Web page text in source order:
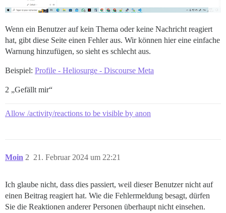
Wenn ein Benutzer auf kein Thema oder keine Nachricht reagiert
hat, gibt diese Seite einen Fehler aus. Wir können hier eine einfache
Warnung hinzufügen, so sieht es schlecht aus.
Beispiel: Profile - Heliosurge - Discourse Meta
2 „Gefällt mir“
Allow /activity/reactions to be visible by anon
Moin 21. Februar 2024 um 22:21
2
Ich glaube nicht, dass dies passiert, weil dieser Benutzer nicht auf
einen Beitrag reagiert hat. Wie die Fehlermeldung besagt, dürfen
Sie die Reaktionen anderer Personen überhaupt nicht einsehen.